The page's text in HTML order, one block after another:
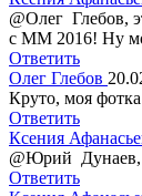
@Олег Глебов,
с ММ 2016! Ну
Ответить
Олег Глебов
Круто, моя
Ответить
Ксения
@Юрий Дунаев,
Ответить